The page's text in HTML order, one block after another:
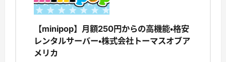
【minipop】月額250円からの高機能・格安
レンタルサーバー・株式会社トーマスオブア
メリカ